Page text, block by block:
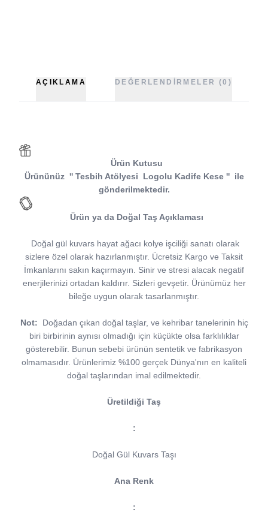
AÇIKLAMA DEĞERLENDIRMELER (0)
Ürün Kutusu
Ürününüz '' Tesbih Atölyesi Logolu Kadife Kese '' ile
gönderilmektedir.
Ürün ya da Doğal Taş Açıklaması
Doğal gül kuvars hayat ağacı kolye işciliği sanatı olarak
sizlere özel olarak hazırlanmıştır. Ücretsiz Kargo ve Taksit
İmkanlarını sakın kaçırmayın. Sinir ve stresi alacak negatif
enerjilerinizi ortadan kaldırır. Sizleri gevşetir. Ürünümüz her
bileğe uygun olarak tasarlanmıştır.
Not:
Doğadan çıkan doğal taşlar, ve kehribar tanelerinin hiç
biri birbirinin aynısı olmadığı için küçükte olsa farklılıklar
gösterebilir. Bunun sebebi ürünün sentetik ve fabrikasyon
olmamasıdır. Ürünlerimiz %100 gerçek Dünya'nın en kaliteli
doğal taşlarından imal edilmektedir.
Üretildiği Taş
:
Doğal Gül Kuvars Taşı
Ana Renk
: